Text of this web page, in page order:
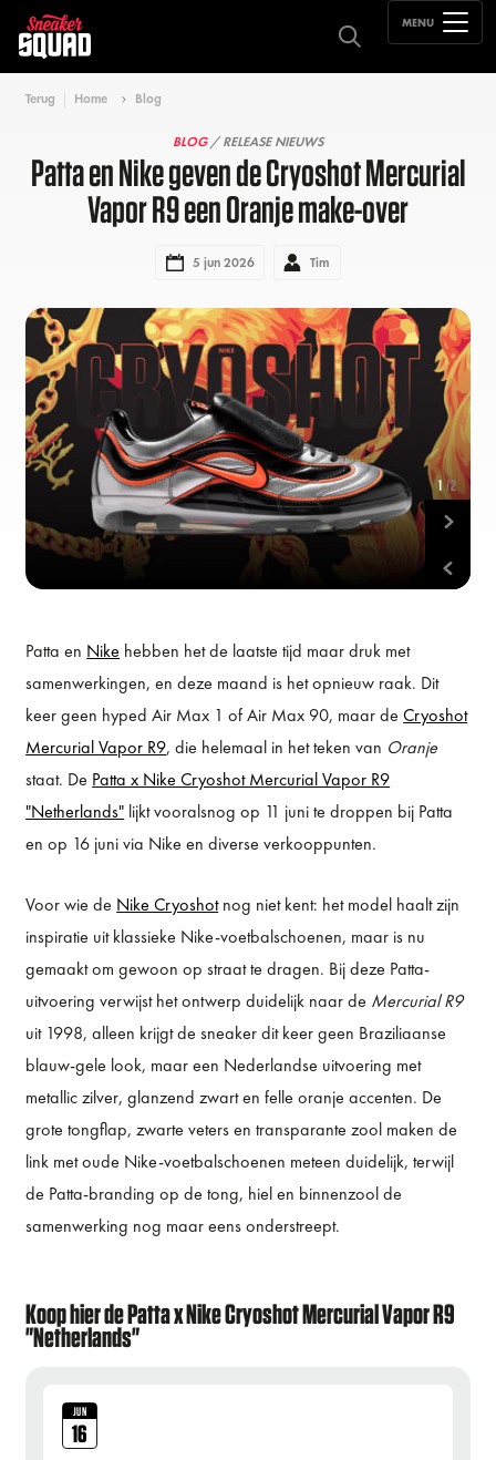
MENU
Terug Home Blog
BLOG/ RELEASE NIEUWS
Patta en Nike geven de Cryoshot Mercurial
Vapor R9 een Oranje make-over
5 jun 2026 Tim
1 /2
Patta en Nike hebben het de laatste tijd maar druk met
samenwerkingen, en deze maand is het opnieuw raak. Dit
keer geen hyped Air Max 1 of Air Max 90, maar deCryoshot
Mercurial Vapor R9, die helemaal in het teken van Oranje
staat. De Patta x Nike Cryoshot Mercurial Vapor R9
"Netherlands" lijkt vooralsnog op 11 juni te droppen bij Patta
en op 16 juni via Nike en diverse verkooppunten.
Voor wie de Nike Cryoshotnog niet kent: het model haalt zijn
inspiratie uit klassieke Nike-voetbalschoenen, maar is nu
gemaakt om gewoon op straat te dragen. Bij deze Patta-
uitvoering verwijst het ontwerp duidelijk naar de Mercurial R9
uit 1998, alleen krijgt de sneaker dit keer geen Braziliaanse
blauw-gele look, maar een Nederlandse uitvoering met
metallic zilver, glanzend zwart en felle oranje accenten. De
grote tongflap, zwarte veters en transparante zool maken de
link met oude Nike-voetbalschoenen meteen duidelijk, terwijl
de Patta-branding op de tong, hiel en binnenzool de
samenwerking nog maar eens onderstreept.
Koop hier de Patta x Nike Cryoshot Mercurial Vapor R9
"Netherlands"
JUN
16